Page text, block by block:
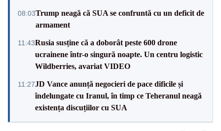
08:03Trump neagă că SUA se confruntă cu un deficit de
armament
11:43Rusia susține că a doborât peste 600 drone
ucrainene într-o singură noapte. Un centru logistic
Wildberries, avariat VIDEO
11:27JD Vance anunță negocieri de pace dificile și
îndelungate cu Iranul, în timp ce Teheranul neagă
existența discuțiilor cu SUA